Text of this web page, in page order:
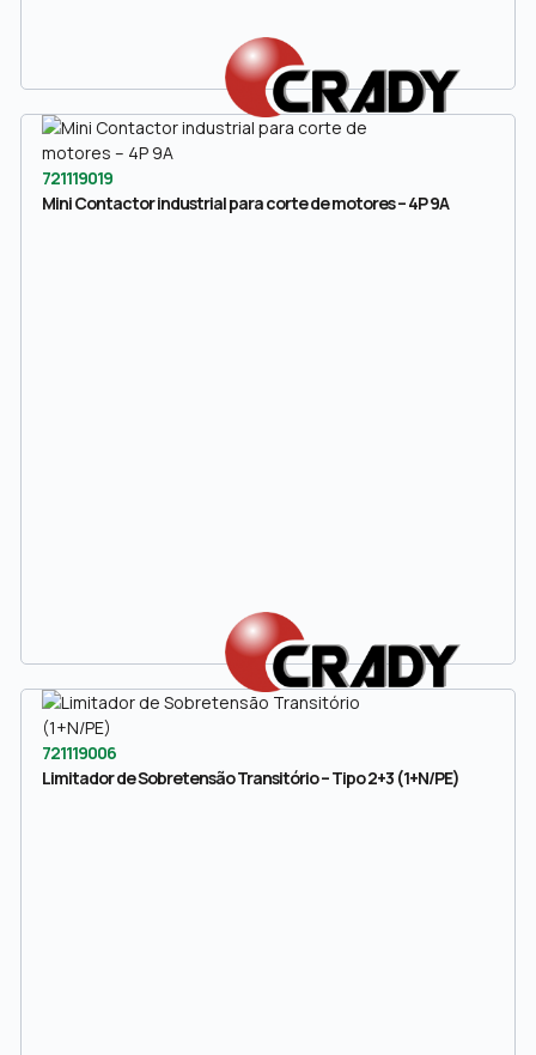
721119019
Mini Contactor industrial para corte de motores – 4P 9A
721119006
Limitador de Sobretensão Transitório – Tipo 2+3 (1+N/PE)